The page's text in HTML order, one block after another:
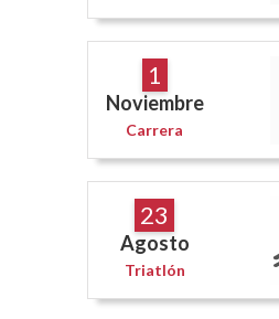
1
Noviembre
Carrera
23
Agosto
Triatlón